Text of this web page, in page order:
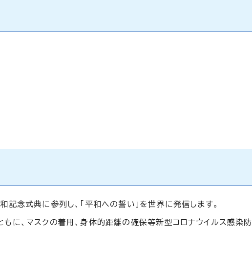
念式典に参列し、「平和への誓い」を世界に発信します。
に、マスクの着用、身体的距離の確保等新型コロナウイルス感染防